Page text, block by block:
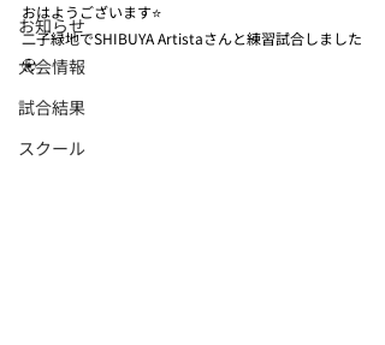
お知らせ
大会情報
試合結果
スクール
おはようございます⭐️
二子緑地でSHIBUYA Artistaさんと練習試合しました
⚽️